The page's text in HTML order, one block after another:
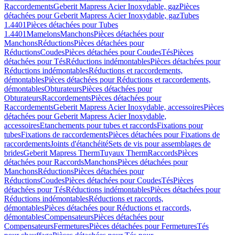
RaccordementsGeberit Mapress Acier Inoxydable, gazPièces
détachées pour Geberit Mapress Acier Inoxydable, gazTubes
1.4401Pièces détachées pour Tubes
1.4401MamelonsManchonsPièces détachées pour
ManchonsRéductionsPièces détachées pour
RéductionsCoudesPièces détachées pour CoudesTésPièces
détachées pour TésRéductions indémontablesPièces détachées pour
Réductions indémontablesRéductions et raccordements,
démontablesPièces détachées pour Réductions et raccordements,
démontablesObturateursPièces détachées pour
ObturateursRaccordementsPièces détachées pour
RaccordementsGeberit Mapress Acier Inoxydable, accessoiresPièces
détachées pour Geberit Mapress Acier Inoxydable,
accessoiresEtanchements pour tubes et raccordsFixations pour
tubesFixations de raccordementsPièces détachées pour Fixations de
raccordementsJoints d'étanchéitéSets de vis pour assemblages de
bridesGeberit Mapress ThermTuyaux ThermRaccordsPièces
détachées pour RaccordsManchonsPièces détachées pour
ManchonsRéductionsPièces détachées pour
RéductionsCoudesPièces détachées pour CoudesTésPièces
détachées pour TésRéductions indémontablesPièces détachées pour
Réductions indémontablesRéductions et raccords,
démontablesPièces détachées pour Réductions et raccords,
démontablesCompensateursPièces détachées pour
CompensateursFermeturesPièces détachées pour FermeturesTés